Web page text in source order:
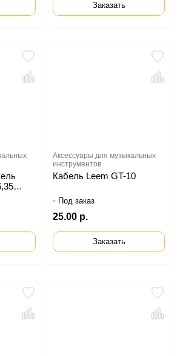
Заказать
Аксессуары для музыкальных
инструментов
Кабель Leem GT-10
Под заказ
25.00 р.
Заказать